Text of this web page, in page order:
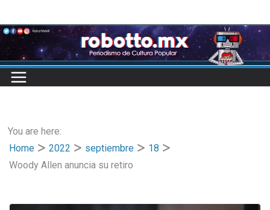
to
content
You are here:
Home
2022 septiembre
18
Woody Allen anuncia su retiro